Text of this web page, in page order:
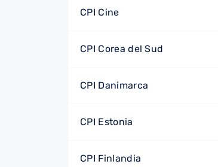
CPI Cine
CPI Corea del Sud
CPI Danimarca
CPI Estonia
CPI Finlandia